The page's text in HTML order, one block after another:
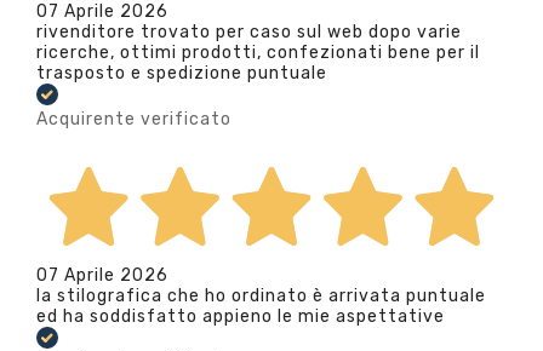
07 Aprile 2026
rivenditore trovato per caso sul web dopo varie
ricerche, ottimi prodotti, confezionati bene per il
trasposto e spedizione puntuale
Acquirente verificato
07 Aprile 2026
la stilografica che ho ordinato è arrivata puntuale
ed ha soddisfatto appieno le mie aspettative